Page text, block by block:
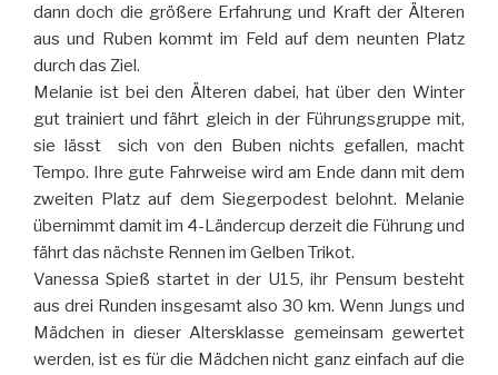
dann doch die größere Erfahrung und Kraft der Älteren
aus und Ruben kommt im Feld auf dem neunten Platz
durch das Ziel.
Melanie ist bei den Älteren dabei, hat über den Winter
gut trainiert und fährt gleich in der Führungsgruppe mit,
sie lässt sich von den Buben nichts gefallen, macht
Tempo. Ihre gute Fahrweise wird am Ende dann mit dem
zweiten Platz auf dem Siegerpodest belohnt. Melanie
übernimmt damit im 4-Ländercup derzeit die Führung und
fährt das nächste Rennen im Gelben Trikot.
Vanessa Spieß startet in der U15, ihr Pensum besteht
aus drei Runden insgesamt also 30 km. Wenn Jungs und
Mädchen in dieser Altersklasse gemeinsam gewertet
werden, ist es für die Mädchen nicht ganz einfach auf die